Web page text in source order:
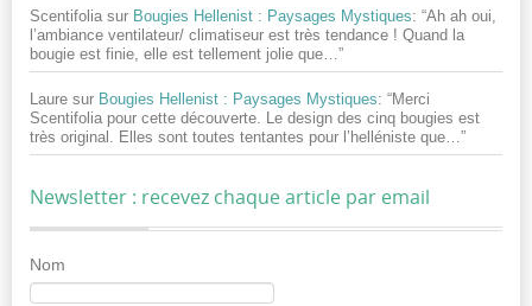
Scentifolia sur Bougies Hellenist : Paysages Mystiques: “Ah ah oui,
l’ambiance ventilateur/ climatiseur est très tendance ! Quand la
bougie est finie, elle est tellement jolie que… ”
Laure sur Bougies Hellenist : Paysages Mystiques: “Merci
Scentifolia pour cette découverte. Le design des cinq bougies est
très original. Elles sont toutes tentantes pour l’helléniste que… ”
Newsletter : recevez chaque article par email
Nom